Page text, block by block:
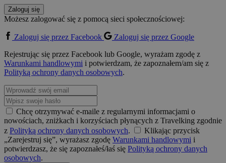
Zaloguj się
Możesz zalogować się z pomocą sieci społecznościowej:
Zaloguj się przez Facebook
Zaloguj się przez Google
Rejestrując się przez Facebook lub Google, wyrażam zgodę z
Warunkami handlowymi i potwierdzam, że zapoznałem/am się z
Polityką ochrony danych osobowych.
Chcę otrzymywać e-maile z regularnymi informacjami o
nowościach, zniżkach i korzyściach płynących z Travelking zgodnie
z Polityką ochrony danych osobowych.
Klikając przycisk
„Zarejestruj się”, wyrażasz zgodę Warunkami handlowymi i
potwierdzasz, że się zapoznałeś/łaś się Polityką ochrony danych
osobowych.